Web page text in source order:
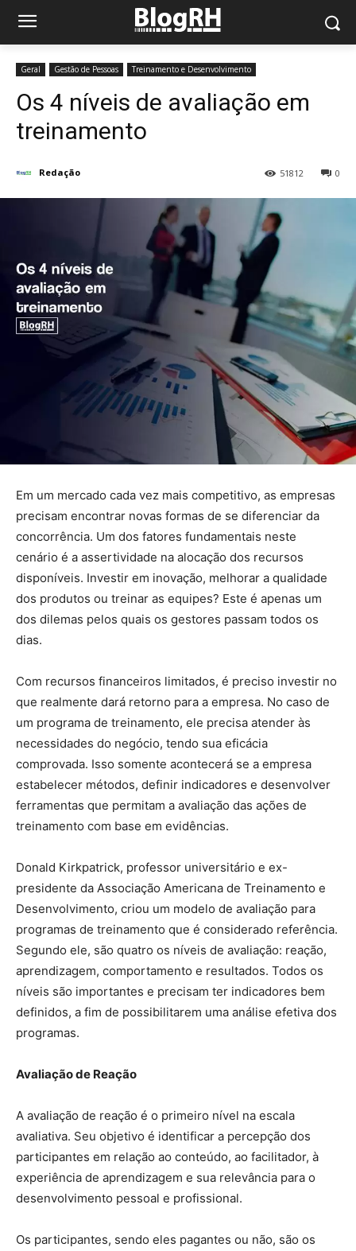
Geral Gestão de Pessoas Treinamento e Desenvolvimento
Os 4 níveis de avaliação em
treinamento
Redação 0
51812
Em um mercado cada vez mais competitivo, as empresas
precisam encontrar novas formas de se diferenciar da
concorrência. Um dos fatores fundamentais neste
cenário é a assertividade na alocação dos recursos
disponíveis. Investir em inovação, melhorar a qualidade
dos produtos ou treinar as equipes? Este é apenas um
dos dilemas pelos quais os gestores passam todos os
dias.
Com recursos financeiros limitados, é preciso investir no
que realmente dará retorno para a empresa. No caso de
um programa de treinamento, ele precisa atender às
necessidades do negócio, tendo sua eficácia
comprovada. Isso somente acontecerá se a empresa
estabelecer métodos, definir indicadores e desenvolver
ferramentas que permitam a avaliação das ações de
treinamento com base em evidências.
Donald Kirkpatrick, professor universitário e ex-
presidente da Associação Americana de Treinamento e
Desenvolvimento, criou um modelo de avaliação para
programas de treinamento que é considerado referência.
Segundo ele, são quatro os níveis de avaliação: reação,
aprendizagem, comportamento e resultados. Todos os
níveis são importantes e precisam ter indicadores bem
definidos, a fim de possibilitarem uma análise efetiva dos
programas.
Avaliaçãode Reação
A avaliação de reação é o primeiro nível na escala
avaliativa. Seu objetivo é identificar a percepção dos
participantes em relação ao conteúdo, ao facilitador, à
experiência de aprendizagem e sua relevância para o
desenvolvimento pessoal e profissional.
Os participantes, sendo eles pagantes ou não, são os